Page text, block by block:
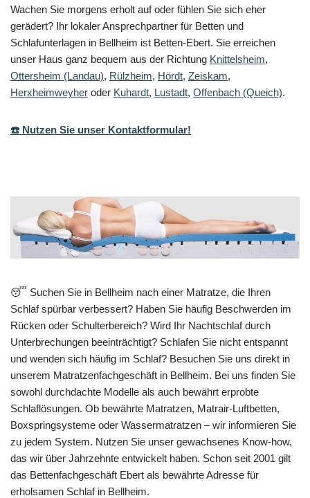
Wachen Sie morgens erholt auf oder fühlen Sie sich eher
gerädert? Ihr lokaler Ansprechpartner für Betten und
Schlafunterlagen in Bellheim ist Betten-Ebert. Sie erreichen
unser Haus ganz bequem aus der Richtung Knittelsheim,
Ottersheim (Landau), Rülzheim, Hördt, Zeiskam,
Herxheimweyher oder Kuhardt, Lustadt, Offenbach (Queich).
☎️ Nutzen Sie unser Kontaktformular!
😴 Suchen Sie in Bellheim nach einer Matratze, die Ihren
Schlaf spürbar verbessert? Haben Sie häufig Beschwerden im
Rücken oder Schulterbereich? Wird Ihr Nachtschlaf durch
Unterbrechungen beeinträchtigt? Schlafen Sie nicht entspannt
und wenden sich häufig im Schlaf? Besuchen Sie uns direkt in
unserem Matratzenfachgeschäft in Bellheim. Bei uns finden Sie
sowohl durchdachte Modelle als auch bewährt erprobte
Schlaflösungen. Ob bewährte Matratzen, Matrair-Luftbetten,
Boxspringsysteme oder Wassermatratzen – wir informieren Sie
zu jedem System. Nutzen Sie unser gewachsenes Know-how,
das wir über Jahrzehnte entwickelt haben. Schon seit 2001 gilt
das Bettenfachgeschäft Ebert als bewährte Adresse für
erholsamen Schlaf in Bellheim.